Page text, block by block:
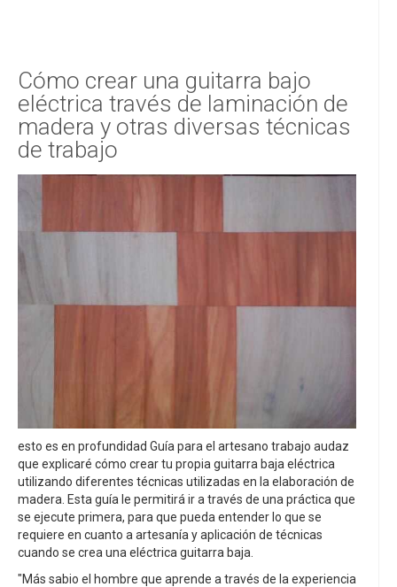
Cómo crear una guitarra bajo
eléctrica través de laminación de
madera y otras diversas técnicas
de trabajo
esto es en profundidad Guía para el artesano trabajo audaz
que explicaré cómo crear tu propia guitarra baja eléctrica
utilizando diferentes técnicas utilizadas en la elaboración de
madera. Esta guía le permitirá ir a través de una práctica que
se ejecute primera, para que pueda entender lo que se
requiere en cuanto a artesanía y aplicación de técnicas
cuando se crea una eléctrica guitarra baja.
"Más sabio el hombre que aprende a través de la experiencia